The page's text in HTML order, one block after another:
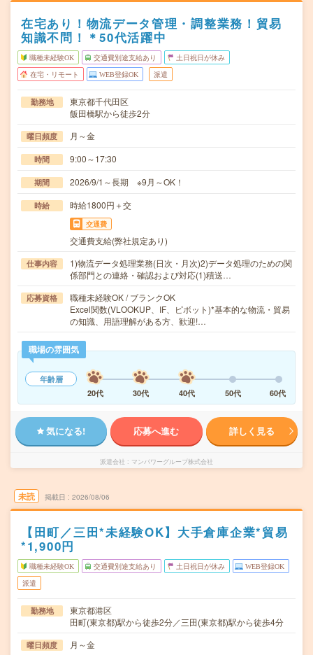
在宅あり！物流データ管理・調整業務！貿易
知識不問！＊50代活躍中
職種未経験OK 交通費別途支給あり 土日祝日が休み
在宅・リモート WEB登録OK 派遣
勤務地
東京都千代田区
飯田橋駅から徒歩2分
曜日頻度 月～金
時間 9:00～17:30
期間 2026/9/1～長期 ※9月～OK！
時給 時給1800円＋交
交通費
交通費支給(弊社規定あり)
仕事内容
1)物流データ処理業務(日次・月次)2)データ処理のための関
係部門との連絡・確認および対応(1)積送…
応募資格
職種未経験OK / ブランクOK
Excel関数(VLOOKUP、IF、ピボット)*基本的な物流・貿易
の知識、用語理解がある方、歓迎!…
職場の雰囲気
年齢層
20代
30代 40代 50代 60代
気になる! 応募へ進む 詳しく見る
派遣会社 マンパワーグループ株式会社
未読 掲載日 2026/08/06
【田町／三田*未経験OK】大手倉庫企業*貿易
*1,900円
職種未経験OK 交通費別途支給あり 土日祝日が休み WEB登録OK
派遣
勤務地
東京都港区
田町(東京都)駅から徒歩2分／三田(東京都)駅から徒歩4分
曜日頻度 月～金